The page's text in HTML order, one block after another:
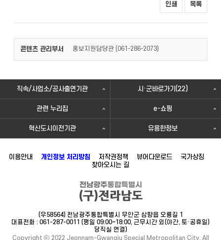
인쇄 목록
콘텐츠 관리부서 홍보지원담당관 (061-286-2073)
직속/사업소/공사출연기관 시·군바로가기(22)
관련 누리집 e-쇼핑
혁신도시이전기관 유용한정보
이용안내 개인정보 처리방침 저작권정책 뷰어다운로드
국가상징
찾아오시는 길
(우58564) 전남광주통합특별시 무안군 삼향읍 오룡길 1
대표전화 : 061-287-0011 (평일 09:00~18:00, 근무시간 외(야간, 토·공휴일)
당직실 연결)
Copyright ⓒ 2022 Jeonnam-Gwangju Special Metropolitan City. All